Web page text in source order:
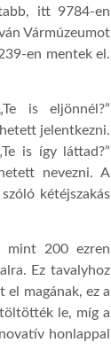
itt 9784-en
Vármúzeumot
en mentek el.
is eljönnél?”
jelentkezni.
is így láttad?”
nevezni. A
kétéjszakás
mint 200 ezren
Ez tavalyhoz
el magának, ez a
le, míg a
honlappal